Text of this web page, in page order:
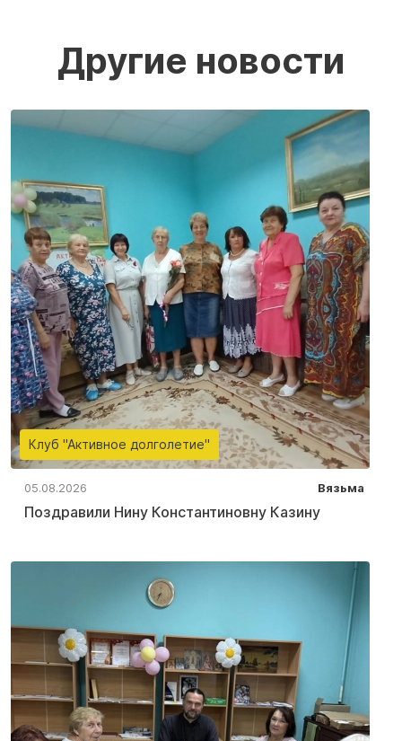
Другие новости
Клуб "Активное долголетие"
05.08.2026 Вязьма
Поздравили Нину Константиновну Казину